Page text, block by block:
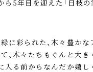
ら5年目を迎えた「日枝の
に彩られた、木々豊かな
、木々たちもぐんと大
入る前からなんだか嬉